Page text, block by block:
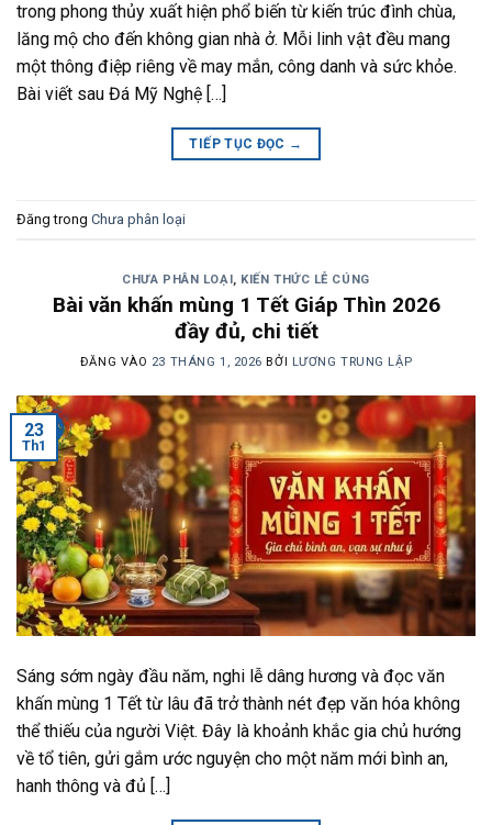
trong phong thủy xuất hiện phổ biến từ kiến trúc đình chùa,
lăng mộ cho đến không gian nhà ở. Mỗi linh vật đều mang
một thông điệp riêng về may mắn, công danh và sức khỏe.
Bài viết sau Đá Mỹ Nghệ […]
TIẾP TỤC ĐỌC →
Đăng trong Chưa phân loại
CHƯA PHÂN LOẠI , KIẾN THỨC LỄ CÚNG
Bài văn khấn mùng 1 Tết Giáp Thìn 2026
đầy đủ, chi tiết
ĐĂNG VÀO 23 THÁNG 1, 2026 BỞI LƯƠNG TRUNG LẬP
23
Th1
Sáng sớm ngày đầu năm, nghi lễ dâng hương và đọc văn
khấn mùng 1 Tết từ lâu đã trở thành nét đẹp văn hóa không
thể thiếu của người Việt. Đây là khoảnh khắc gia chủ hướng
về tổ tiên, gửi gắm ước nguyện cho một năm mới bình an,
hanh thông và đủ […]